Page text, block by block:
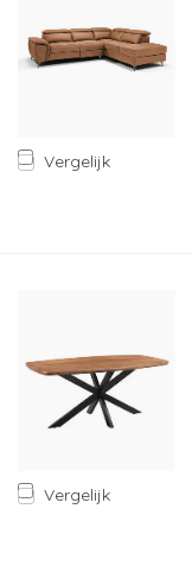
Vergelijk
Vergelijk